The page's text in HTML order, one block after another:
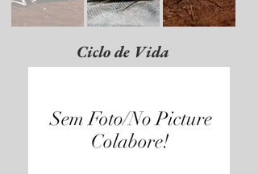
Ciclo de Vida